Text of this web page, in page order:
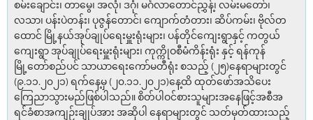
စမ်းချောင်း၊ တာမွေ၊ အလုံ၊ ဒဂုံ၊ မင်္ဂလာတောင်ညွှန့်၊ လမ်းမတော်၊
လသာ၊ ပန်းပဲတန်း၊ ပုဇွန်တောင်၊ ကျောက်တံတား၊ ဆိပ်ကမ်း၊ ဗိုလ်တ
ထောင် မြို့နယ်အုပ်ချုပ်ရေးမှူးရုံးများ၊ ပန်တိုင်ကျေးရွာနှင့် ကတွယ်
ကျေးရွာ အုပ်ချုပ်ရေးမှူးရုံးများ၊ ကုက္ကိုဝစီမံကိန်းရုံး နှင့် ရန်ကုန်
မြို့တော်စည်ပင် သာယာရေးကော်မတီရုံး စသည့် (၂၅)နေရာများတွင်
(၉.၁၁.၂၀၂၁) ရက်နေ့မှ (၂၀.၁၁.၂၀၂၁)နေ့ထိ ထုတ်ဖော်အသိပေး
ကြေညာသွားမည်ဖြစ်ပါသည်။ စိတ်ပါဝင်စားသူများအနေဖြင့်အစီအ
ရင်ခံစာအကျဉ်းချုပ်အား အဆိုပါ နေရာများတွင် သတ်မှတ်ထားသည့်